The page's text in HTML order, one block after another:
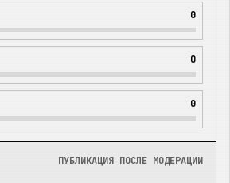
0
0
0
ПУБЛИКАЦИЯ ПОСЛЕ МОДЕРАЦИИ